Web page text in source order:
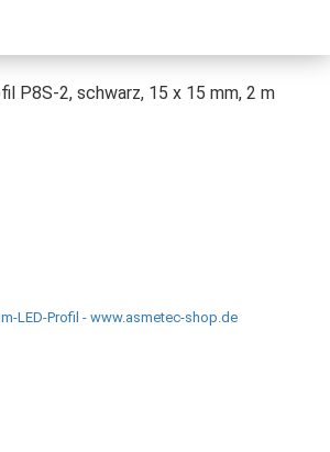
P8S-2, schwarz, 15 x 15 mm, 2 m